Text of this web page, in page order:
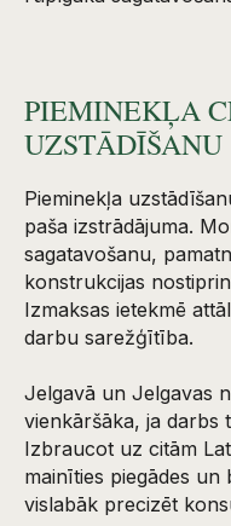
PIEMINEKĻA
UZSTĀDĪŠANU
Pieminekļa
paša izstrādājuma.
sagatavošanu,
konstrukcijas
Izmaksas ietekmē
darbu sarežģītība.
Jelgavā un Jelgavas
vienkāršāka, ja darbs
Izbraucot uz citām
mainīties piegādes un
vislabāk precizēt